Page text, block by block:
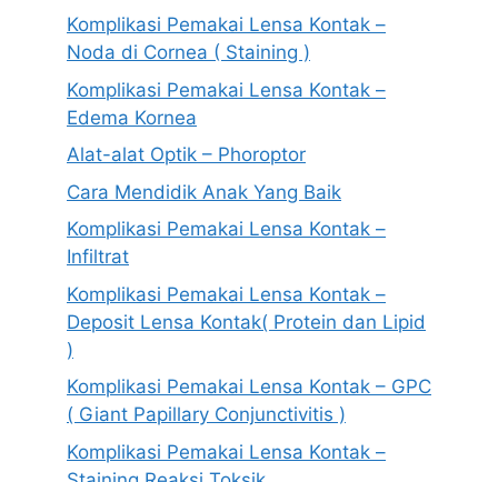
Komplikasi Pemakai Lensa Kontak –
Noda di Cornea ( Staining )
Komplikasi Pemakai Lensa Kontak –
Edema Kornea
Alat-alat Optik – Phoroptor
Cara Mendidik Anak Yang Baik
Komplikasi Pemakai Lensa Kontak –
Infiltrat
Komplikasi Pemakai Lensa Kontak –
Deposit Lensa Kontak( Protein dan Lipid
)
Komplikasi Pemakai Lensa Kontak – GPC
( Giant Papillary Conjunctivitis )
Komplikasi Pemakai Lensa Kontak –